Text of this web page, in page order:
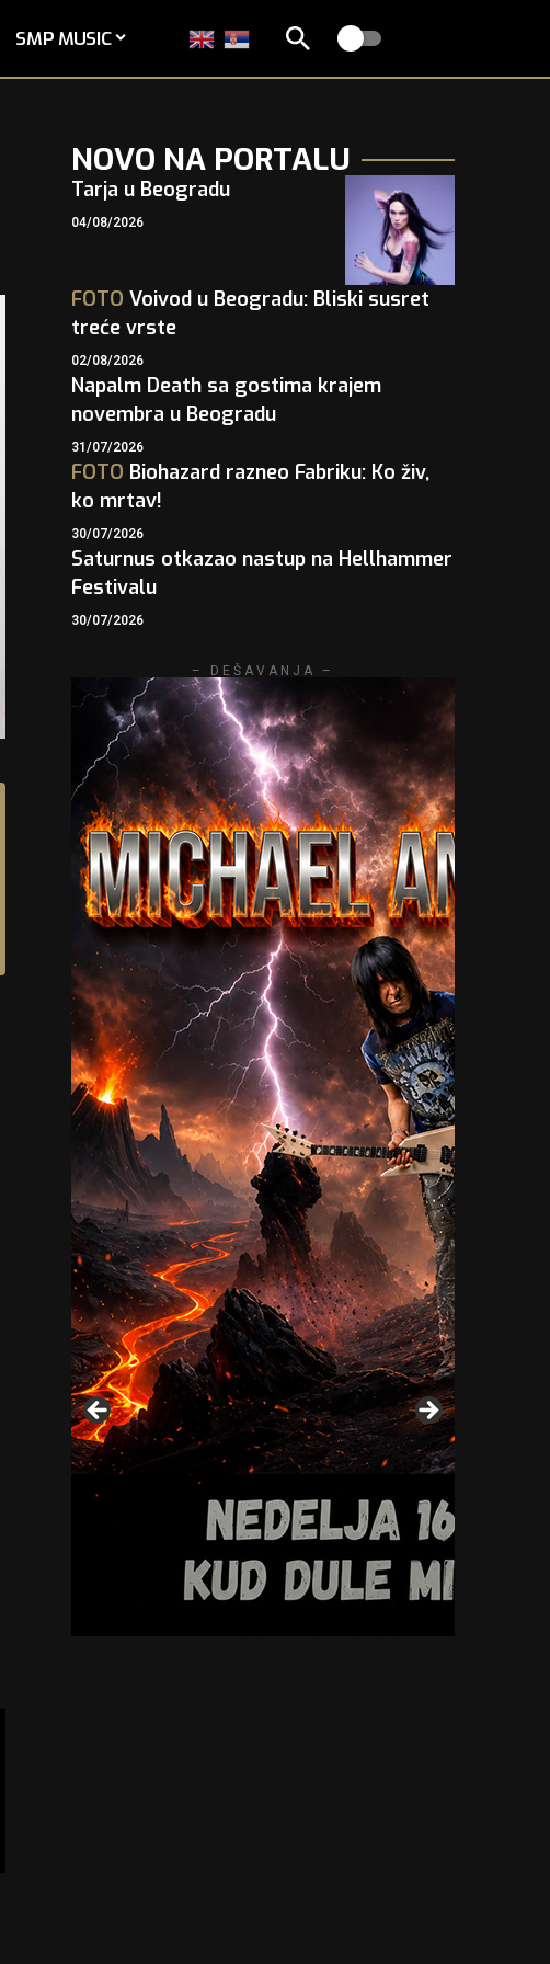
SMP MUSIC
NOVO NA PORTALU
Tarja u Beogradu
04/08/2026
FOTO Voivod u Beogradu: Bliski susret
treće vrste
02/08/2026
Napalm Death sa gostima krajem
novembra u Beogradu
31/07/2026
FOTO Biohazard razneo Fabriku: Ko živ,
ko mrtav!
30/07/2026
Saturnus otkazao nastup na Hellhammer
Festivalu
30/07/2026
– DEŠAVANJA –